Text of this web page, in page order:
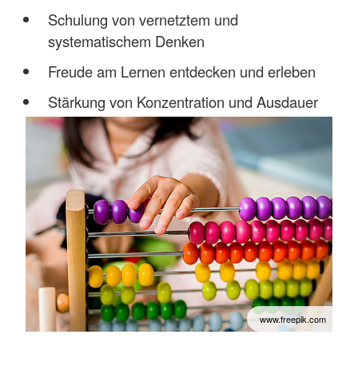
www.freepik.com
Schulung von vernetztem und
systematischem Denken
Freude am Lernen entdecken und erleben
Stärkung von Konzentration und Ausdauer